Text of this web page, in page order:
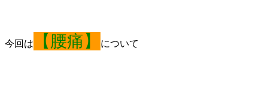
今回は 【腰痛】 について